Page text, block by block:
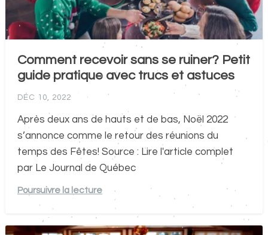
Comment recevoir sans se ruiner? Petit
guide pratique avec trucs et astuces
DÉC 10, 2022
Après deux ans de hauts et de bas, Noël 2022
s’annonce comme le retour des réunions du
temps des Fêtes! Source : Lire l'article complet
par Le Journal de Québec
Poursuivre la lecture